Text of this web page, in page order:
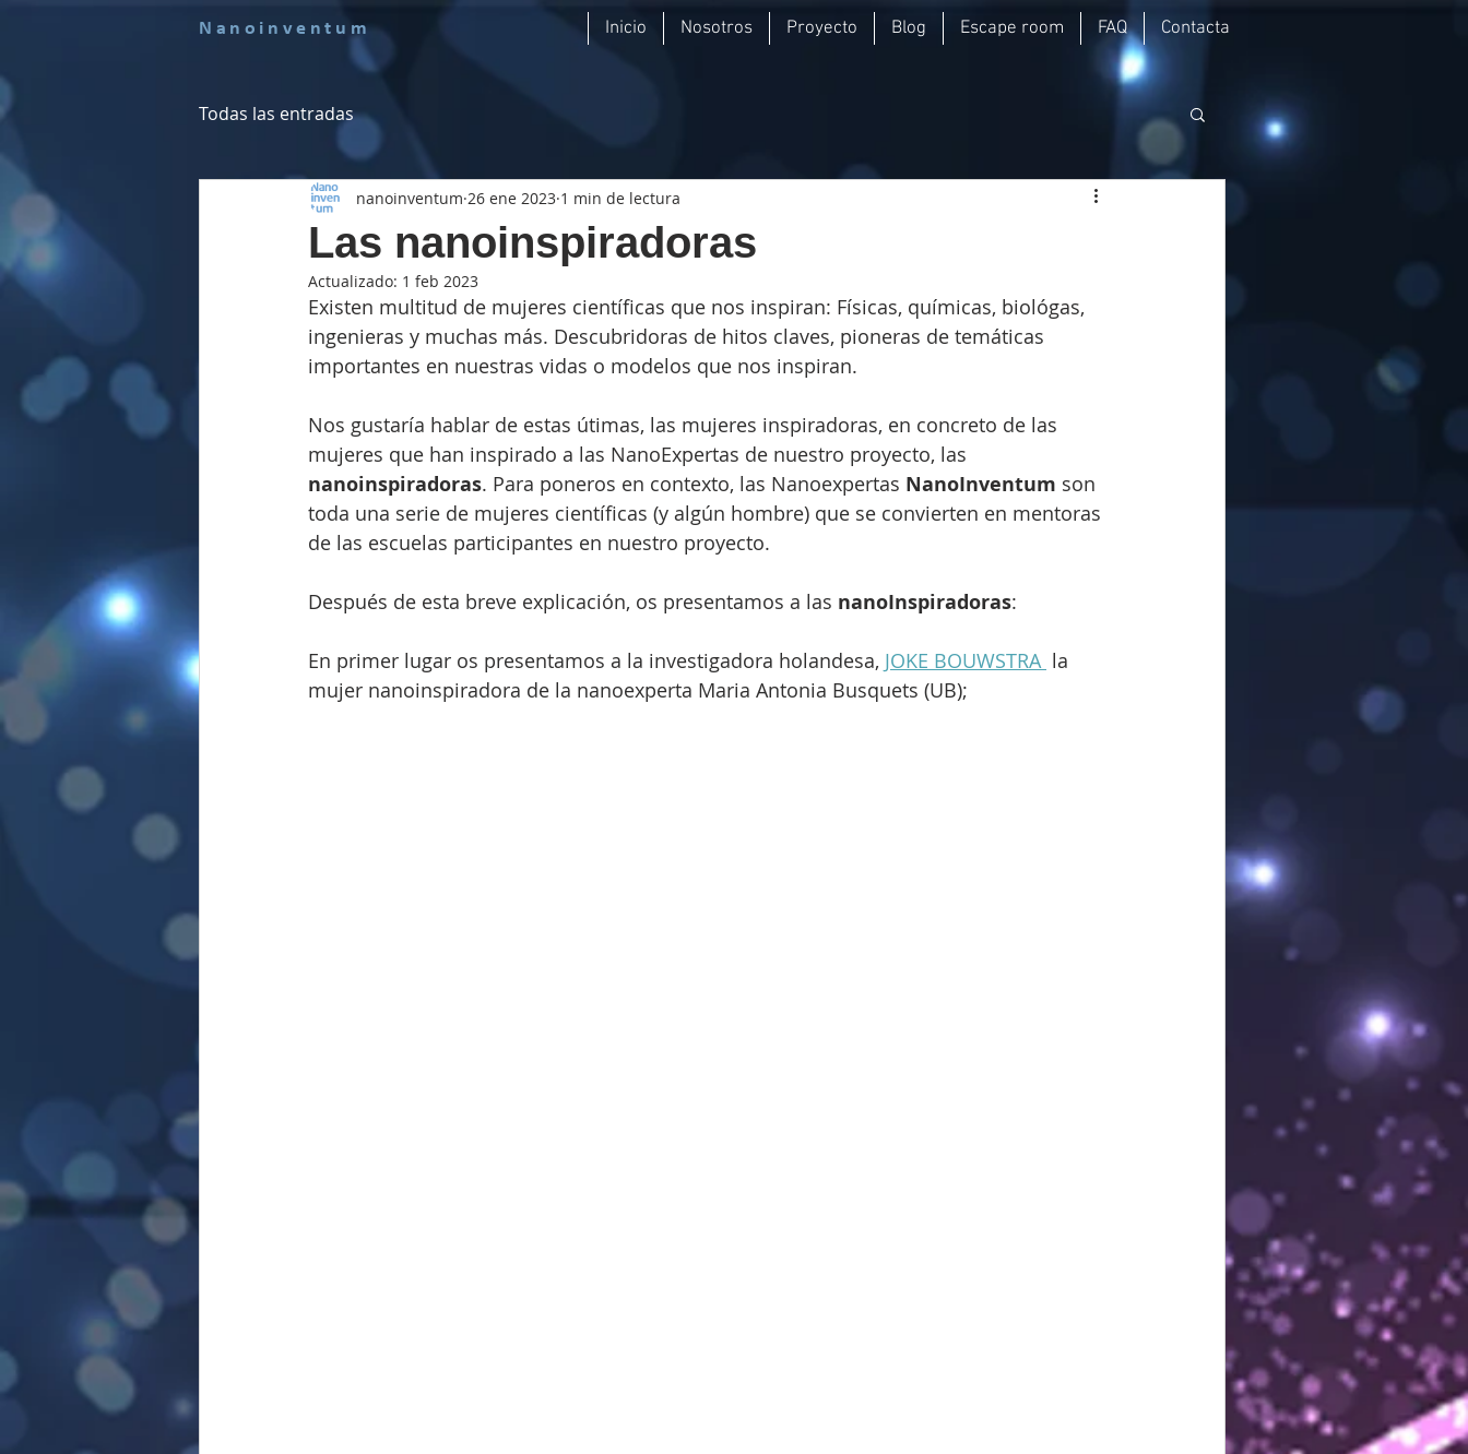
Nanoinventum Inicio Nosotros Proyecto Blog Escape room FAQ Contacta
Todas las entradas
Las nanoinspiradoras
nanoinventum 26 ene 2023 1 min de lectura
Actualizado: 1 feb 2023
Existen multitud de mujeres científicas que nos inspiran: Físicas, químicas, biológas,
ingenieras y muchas más. Descubridoras de hitos claves, pioneras de temáticas
importantes en nuestras vidas o modelos que nos inspiran.
Nos gustaría hablar de estas útimas, las mujeres inspiradoras, en concreto de las
mujeres que han inspirado a las NanoExpertas de nuestro proyecto, las
nanoinspiradoras. Para poneros en contexto, las Nanoexpertas NanoInventum son
toda una serie de mujeres científicas (y algún hombre) que se convierten en mentoras
de las escuelas participantes en nuestro proyecto.
Después de esta breve explicación, os presentamos a las nanoInspiradoras:
En primer lugar os presentamos a la investigadora holandesa, JOKE BOUWSTRA la
mujer nanoinspiradora de la nanoexperta Maria Antonia Busquets (UB);